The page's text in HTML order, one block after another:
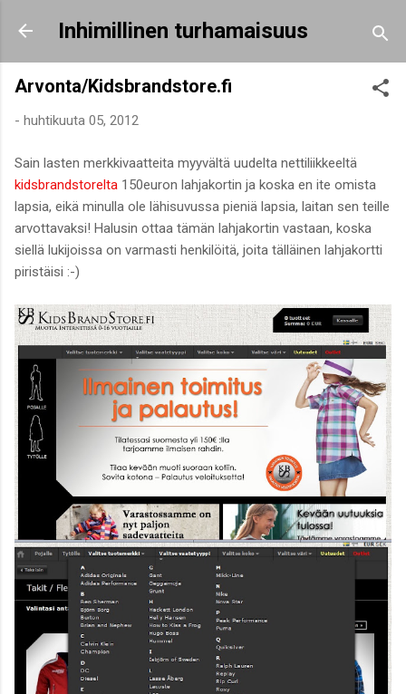
Siirry pääsisältöön
Inhimillinen turhamaisuus
Arvonta/Kidsbrandstore.fi
- huhtikuuta 05, 2012
Sain lasten merkkivaatteita myyvältä uudelta nettiliikkeeltä
kidsbrandstorelta 150euron lahjakortin ja koska en ite omista
lapsia, eikä minulla ole lähisuvussa pieniä lapsia, laitan sen teille
arvottavaksi! Halusin ottaa tämän lahjakortin vastaan, koska
siellä lukijoissa on varmasti henkilöitä, joita tälläinen lahjakortti
piristäisi :-)